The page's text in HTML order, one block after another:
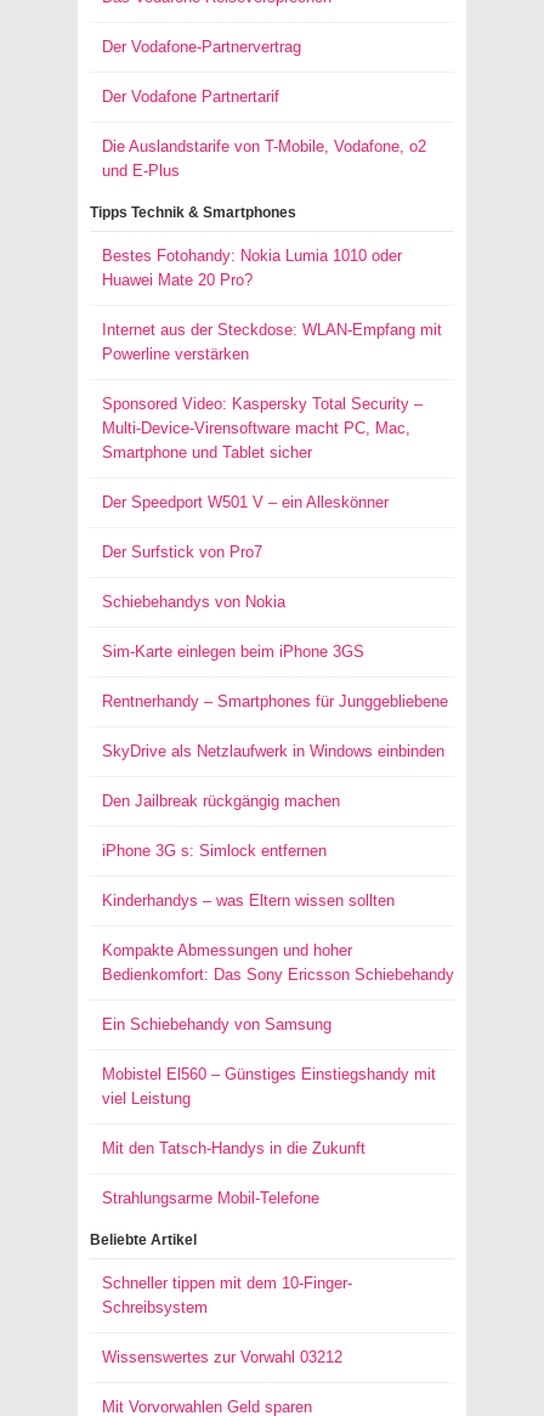
Der Vodafone-Partnervertrag
Der Vodafone Partnertarif
Die Auslandstarife von T-Mobile, Vodafone, o2
und E-Plus
Tipps Technik & Smartphones
Bestes Fotohandy: Nokia Lumia 1010 oder
Huawei Mate 20 Pro?
Internet aus der Steckdose: WLAN-Empfang mit
Powerline verstärken
Sponsored Video: Kaspersky Total Security –
Multi-Device-Virensoftware macht PC, Mac,
Smartphone und Tablet sicher
Der Speedport W501 V – ein Alleskönner
Der Surfstick von Pro7
Schiebehandys von Nokia
Sim-Karte einlegen beim iPhone 3GS
Rentnerhandy – Smartphones für Junggebliebene
SkyDrive als Netzlaufwerk in Windows einbinden
Den Jailbreak rückgängig machen
iPhone 3G s: Simlock entfernen
Kinderhandys – was Eltern wissen sollten
Kompakte Abmessungen und hoher
Bedienkomfort: Das Sony Ericsson Schiebehandy
Ein Schiebehandy von Samsung
Mobistel El560 – Günstiges Einstiegshandy mit
viel Leistung
Mit den Tatsch-Handys in die Zukunft
Strahlungsarme Mobil-Telefone
Beliebte Artikel
Schneller tippen mit dem 10-Finger-
Schreibsystem
Wissenswertes zur Vorwahl 03212
Mit Vorvorwahlen Geld sparen